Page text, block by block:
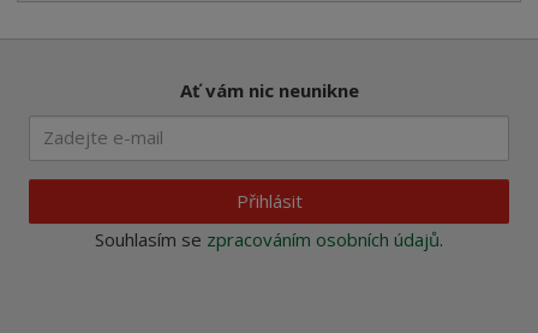
Ať vám nic neunikne
Přihlásit
Souhlasím se zpracováním osobních údajů.